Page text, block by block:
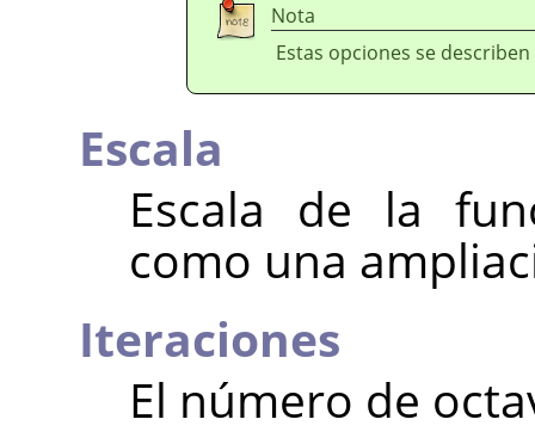
Nota
Estas opciones se
Escala
Escala de la
como una
Iteraciones
El número de